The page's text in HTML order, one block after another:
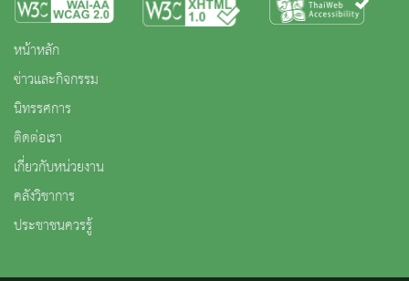
หน้าหลัก
ข่าวและกิจกรรม
นิทรรศการ
ติดต่อเรา
เกี่ยวกับหน่วยงาน
คลังวิชาการ
ประชาชนควรรู้